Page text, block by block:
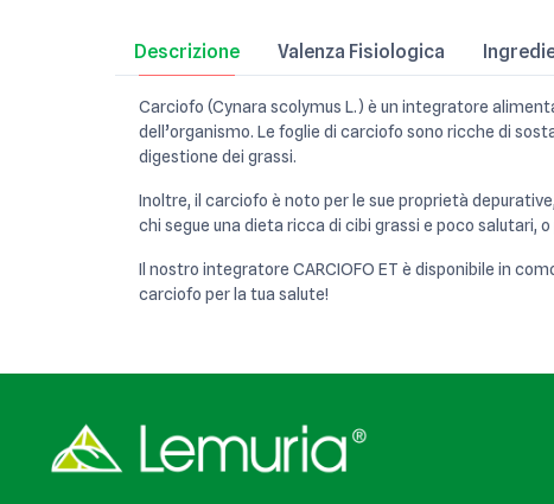
Descrizione Valenza Fisiologica
Carciofo (Cynara scolymus L.) è un integratore
dell’organismo. Le foglie di carciofo sono ricche di
digestione dei grassi.
Inoltre, il carciofo è noto per le sue proprietà
chi segue una dieta ricca di cibi grassi e poco salutari,
Il nostro integratore CARCIOFO ET è disponibile in
carciofo per la tua salute!